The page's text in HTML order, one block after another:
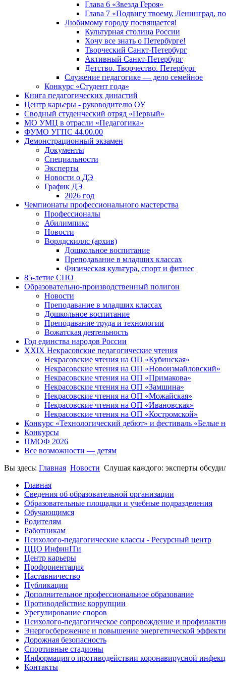
Глава 6 «Звезда Героя»
Глава 7 «Подвигу твоему, Ленинград,
Любимому городу посвящается!
Культурная столица России
Хочу все знать о Петербурге!
Творческий Санкт-Петербург
Активный Санкт-Петербург
Детство. Творчество. Петербург
Служение педагогике — дело семейное
Конкурс «Студент года»
Книга педагогических династий
Центр карьеры - руководителю ОУ
Сводный студенческий отряд «Первый»
МО УМЦ в отрасли «Педагогика»
ФУМО УГПС 44.00.00
Демонстрационный экзамен
Документы
Специальности
Эксперты
Новости о ДЭ
График ДЭ
2026 год
Чемпионаты профессионального мастерства
Профессионалы
Абилимпикс
Новости
Ворлдскиллс (архив)
Дошкольное воспитание
Преподавание в младших классах
Физическая культура, спорт и фитнес
85-летие СПО
Образовательно-производственный полигон
Новости
Преподавание в младших классах
Дошкольное воспитание
Преподавание труда и технологии
Вожатская деятельность
Год единства народов России
XXIX Некрасовские педагогические чтения
Некрасовские чтения на ОП «Кубинская»
Некрасовские чтения на ОП «Новоизмайловский»
Некрасовские чтения на ОП «Примакова»
Некрасовские чтения на ОП «Замшина»
Некрасовские чтения на ОП «Можайская»
Некрасовские чтения на ОП «Ивановская»
Некрасовские чтения на ОП «Костромской»
Конкурс «Технологический дебют» и фестиваль «Белые
Конкурсы
ПМОФ 2026
Все возможности — детям
Вы здесь: Главная Новости Слушая каждого: эксперты
Главная
Сведения об образовательной организации
Образовательные площадки и учебные подразделения
Обучающимся
Родителям
Работникам
Психолого-педагогические классы - Ресурсный центр
ЦЦО ИнфинITи
Центр карьеры
Профориентация
Наставничество
Публикации
Дополнительное профессиональное образование
Противодействие коррупции
Урегулирование споров
Психолого-педагогическое сопровождение и
Энергосбережение и повышение энергетической
Дорожная безопасность
Спортивные стадионы
Информация о противодействии коронавирусной
Контакты